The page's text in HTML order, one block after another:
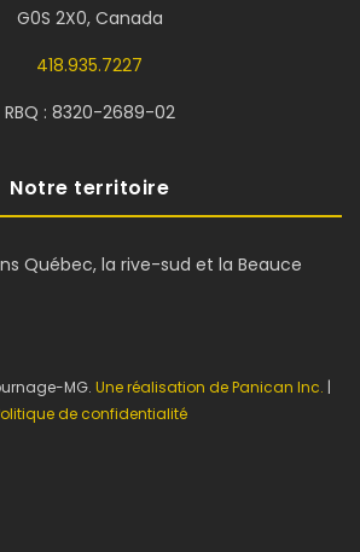
G0S 2X0, Canada
418.935.7227
RBQ : 8320-2689-02
Notre territoire
Québec, la rive-sud et la Beauce
MG. Une réalisation de Panican Inc. |
de confidentialité